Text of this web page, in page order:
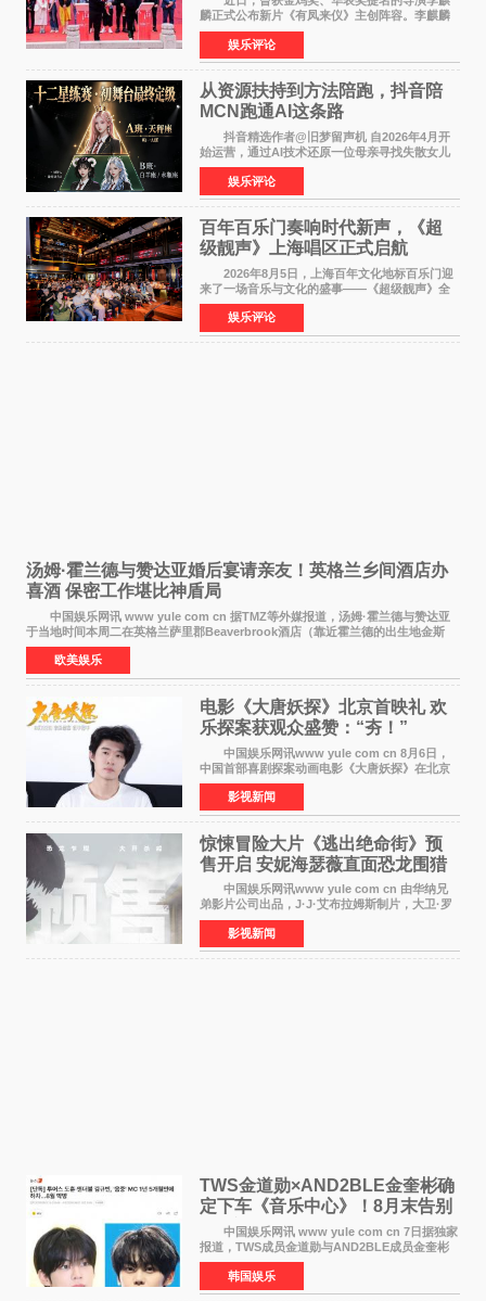
麟正式公布新片《有凤来仪》主创阵容。李麒麟
早年凭电影《华容道》获得金鸡奖、华表奖提
名，此后长期参与国内外电影制作，其担任制片
人参与的作品亦曾
娱乐评论
从资源扶持到方法陪跑，抖音陪
MCN跑通AI这条路
抖音精选作者@旧梦留声机 自2026年4月开
始运营，通过AI技术还原一位母亲寻找失散女儿
的故事，凭借强情感表达获得大量用户关注，发
布仅21小时便获得超1亿曝光、超1000万互动。
此后，账号持续沿
娱乐评论
百年百乐门奏响时代新声，《超
级靓声》上海唱区正式启航
2026年8月5日，上海百年文化地标百乐门迎
来了一场音乐与文化的盛事——《超级靓声》全
国励志音乐公益节目上海唱区新闻发布会暨启动
仪式在此隆重举行。各界领导、嘉宾与媒体朋友
齐聚一堂，共同
娱乐评论
汤姆·霍兰德与赞达亚婚后宴请亲友！英格兰乡间酒店办
喜酒 保密工作堪比神盾局
中国娱乐网讯 www yule com cn 据TMZ等外媒报道，汤姆·霍兰德与赞达亚
于当地时间本周二在英格兰萨里郡Beaverbrook酒店（靠近霍兰德的出生地金斯
顿）举办婚宴，邀请家人与朋友们喝喜酒，庆祝
欧美娱乐
电影《大唐妖探》北京首映礼 欢
乐探案获观众盛赞：“夯！”
中国娱乐网讯www yule com cn 8月6日，
中国首部喜剧探案动画电影《大唐妖探》在北京
举办电影首映礼。导演程腾、联合导演黄珉、总
制片人曹紫建、制片人李莹莹，配音导演张喆，
对白指导程寅，领
影视新闻
惊悚冒险大片《逃出绝命街》预
售开启 安妮海瑟薇直面恐龙围猎
中国娱乐网讯www yule com cn 由华纳兄
弟影片公司出品，J·J·艾布拉姆斯制片，大卫·罗
伯特·米切尔执导，好莱坞巨星安妮·海瑟薇和伊万
·麦克格雷格领衔主演的2026暑期惊悚冒险大片
《逃出绝
影视新闻
TWS金道勋×AND2BLE金奎彬确
定下车《音乐中心》！8月末告别
MC席位
中国娱乐网讯 www yule com cn 7日据独家
报道，TWS成员金道勋与AND2BLE成员金奎彬
将于8月离开《音乐中心》MC的位置。 金道
勋与金奎彬于去年3月与H2H A-NA一起被选为
《音乐中心》MC，约1
韩国娱乐